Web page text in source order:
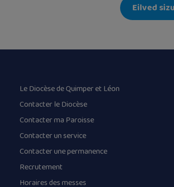
Eilved
Le Diocèse de Quimper et Léon
Contacter le Diocèse
Contacter ma Paroisse
Contacter un service
Contacter une permanence
Recrutement
Horaires des messes